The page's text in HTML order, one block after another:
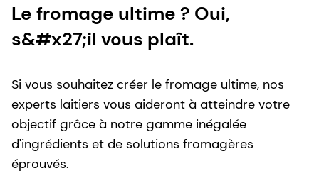
Le fromage ultime ? Oui,
s&#x27;il vous plaît.
Si vous souhaitez créer le fromage ultime, nos
experts laitiers vous aideront à atteindre votre
objectif grâce à notre gamme inégalée
d'ingrédients et de solutions fromagères
éprouvés.